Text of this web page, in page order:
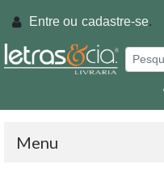
Entre ou cadastre-se.
Menu